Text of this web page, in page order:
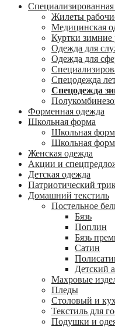
Жилеты
Медицинская
Куртки зимние
Одежда для
Одежда для
Спецодежда
Спецодежда
Форменная одежда
Школьная форма
Школьная
Школьная
Женская одежда
Акции и
Детская одежда
Патриотический
Домашний текстиль
Постельное
Бязь
Поплин
Бязь
Сатин
Детский
Махровые
Пледы
Столовый и
Текстиль для
Подушки и